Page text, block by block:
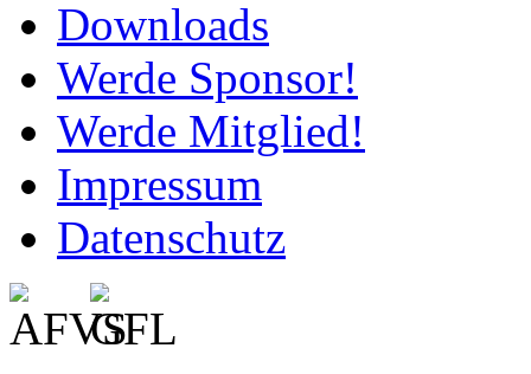
Downloads
Werde Sponsor!
Werde Mitglied!
Impressum
Datenschutz